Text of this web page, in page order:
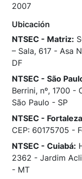
2007
Ubicación
NTSEC - Matriz:
– Sala, 617 - Asa
DF
NTSEC - São
Berrini, nº, 1700 -
São Paulo - SP
NTSEC -
CEP: 60175705 -
NTSEC - Cuiabá:
2362 - Jardim
- MT